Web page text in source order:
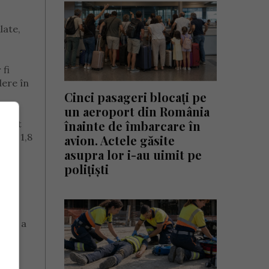
fi
în
1,8
a
Cinci pasageri blocați pe
un aeroport din România
înainte de îmbarcare în
avion. Actele găsite
asupra lor i-au uimit pe
polițiști